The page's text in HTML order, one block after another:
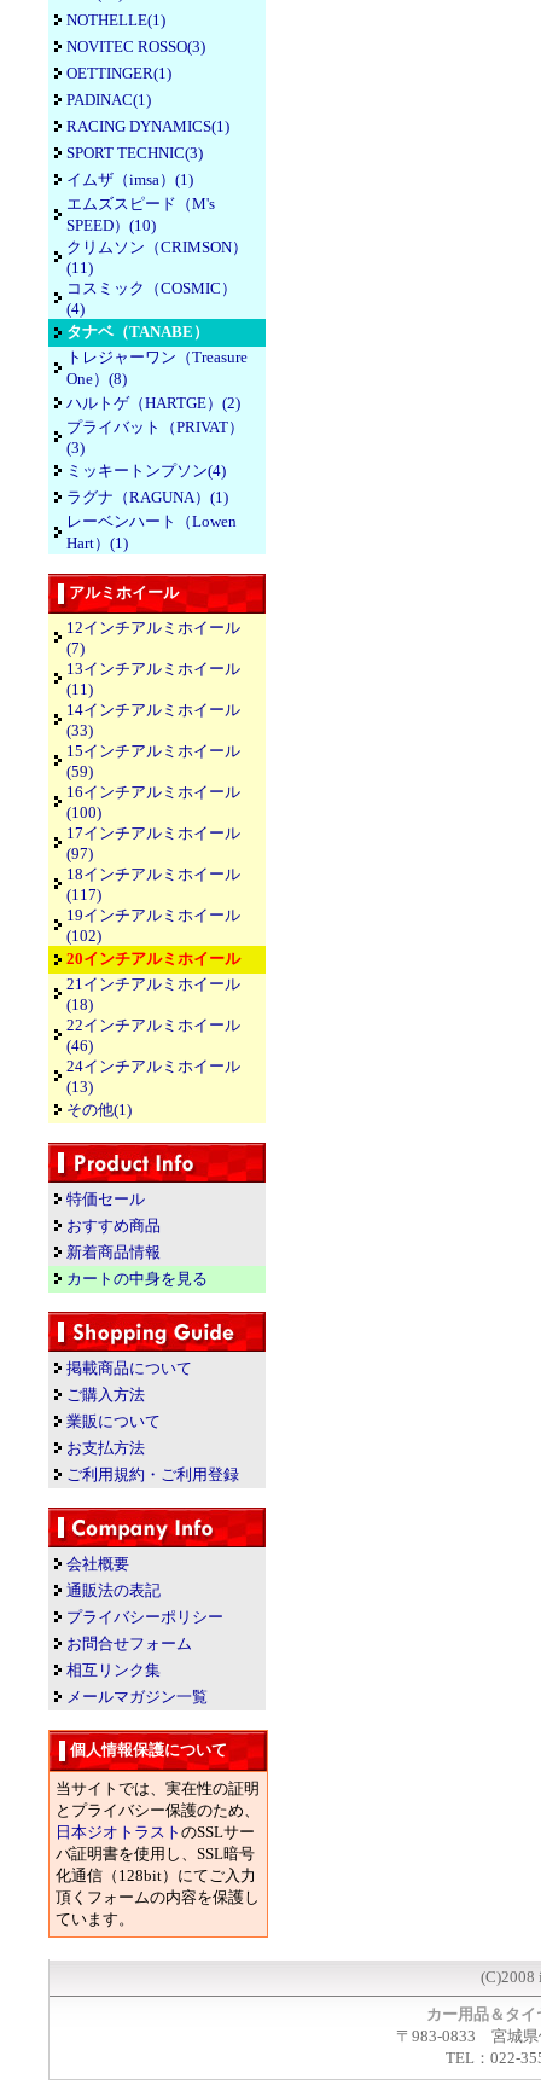
NOTHELLE(1)
NOVITEC ROSSO(3)
OETTINGER(1)
PADINAC(1)
RACING DYNAMICS(1)
SPORT TECHNIC(3)
イムザ（imsa）(1)
エムズスピード（M's
SPEED）(10)
クリムソン（CRIMSON）
(11)
コスミック（COSMIC）
(4)
タナベ（TANABE）
トレジャーワン（Treasure
One）(8)
ハルトゲ（HARTGE）(2)
プライバット（PRIVAT）
(3)
ミッキートンプソン(4)
ラグナ（RAGUNA）(1)
レーベンハート（Lowen
Hart）(1)
アルミホイール
12インチアルミホイール
(7)
13インチアルミホイール
(11)
14インチアルミホイール
(33)
15インチアルミホイール
(59)
16インチアルミホイール
(100)
17インチアルミホイール
(97)
18インチアルミホイール
(117)
19インチアルミホイール
(102)
20インチアルミホイール
21インチアルミホイール
(18)
22インチアルミホイール
(46)
24インチアルミホイール
(13)
その他(1)
特価セール
おすすめ商品
新着商品情報
カートの中身を見る
掲載商品について
ご購入方法
業販について
お支払方法
ご利用規約・ご利用登録
会社概要
通販法の表記
プライバシーポリシー
お問合せフォーム
相互リンク集
メールマガジン一覧
個人情報保護について
当サイトでは、実在性の証明
とプライバシー保護のため、
日本ジオトラスト のSSLサー
バ証明書を使用し、SSL暗号
化通信（128bit）にてご入力
頂くフォームの内容を保護し
ています。
(C)2008
カー用品＆タ
〒983-0833 宮城県
TEL：022-